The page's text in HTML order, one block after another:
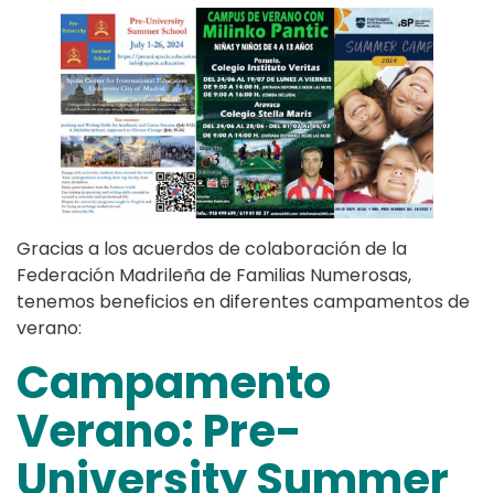
Gracias a los acuerdos de colaboración de la
Federación Madrileña de Familias Numerosas,
tenemos beneficios en diferentes campamentos de
verano:
Campamento
Verano: Pre-
University Summer